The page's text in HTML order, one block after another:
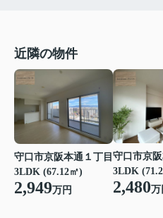
近隣の物件
守口市京阪本通１丁目
3LDK (67.12㎡)
2,949万円
守口市京
3LDK
2,480万